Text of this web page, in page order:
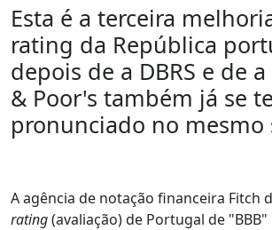
Esta é a terceira
rating da República
depois de a DBRS e de
& Poor's também já se
pronunciado no mesmo
A agência de notação financeira Fitch
rating(avaliação) de Portugal de "BBB"